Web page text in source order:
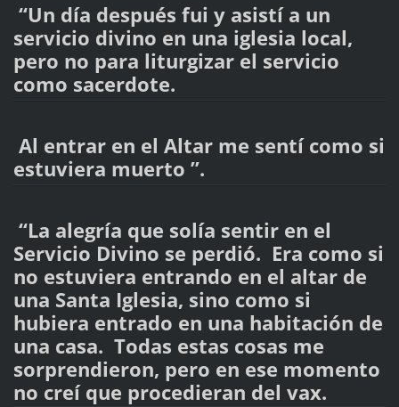
“Un día después fui y asistí a un
servicio divino en una iglesia local,
pero no para liturgizar el servicio
como sacerdote.
Al entrar en el Altar me sentí como si
estuviera muerto ”.
“La alegría que solía sentir en el
Servicio Divino se perdió. Era como si
no estuviera entrando en el altar de
una Santa Iglesia, sino como si
hubiera entrado en una habitación de
una casa. Todas estas cosas me
sorprendieron, pero en ese momento
no creí que procedieran del vax.